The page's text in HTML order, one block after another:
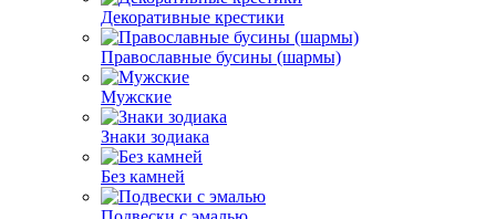
Декоративные крестики
Православные бусины (шармы)
Мужские
Знаки зодиака
Без камней